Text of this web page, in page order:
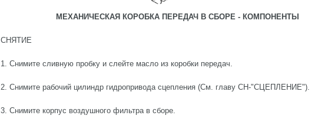
МЕХАНИЧЕСКАЯ КОРОБКА ПЕРЕДАЧ В СБОРЕ - КОМПОНЕНТЫ
СНЯТИЕ
1. Снимите сливную пробку и слейте масло из коробки передач.
2. Снимите рабочий цилиндр гидропривода сцепления (См. главу CH-"СЦЕПЛЕНИЕ").
3. Снимите корпус воздушного фильтра в сборе.